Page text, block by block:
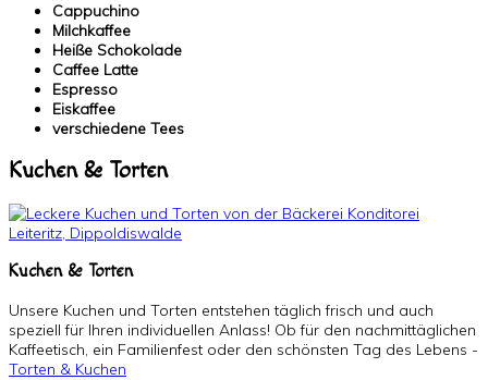
Cappuchino
Milchkaffee
Heiße Schokolade
Caffee Latte
Espresso
Eiskaffee
verschiedene Tees
Kuchen & Torten
Kuchen & Torten
Unsere Kuchen und Torten entstehen täglich frisch und auch
speziell für Ihren individuellen Anlass! Ob für den nachmittäglichen
Kaffeetisch, ein Familienfest oder den schönsten Tag des Lebens -
Torten & Kuchen